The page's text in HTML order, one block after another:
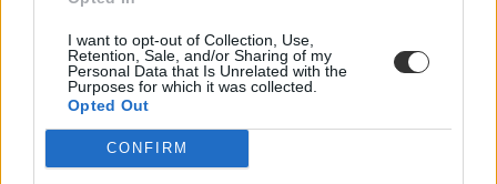
I want to opt-out of Collection, Use,
Retention, Sale, and/or Sharing of my
Personal Data that Is Unrelated with the
Purposes for which it was collected.
Opted Out
CONFIRM
Magyarérettségi: hogyan kellett megoldani az
érveléses feladatot?